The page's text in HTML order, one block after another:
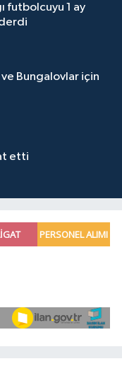
futbolcuyu 1 ay
Bungalovlar için
etti